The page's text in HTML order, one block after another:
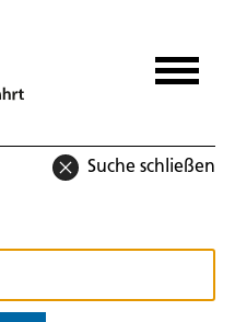
Suche schließen